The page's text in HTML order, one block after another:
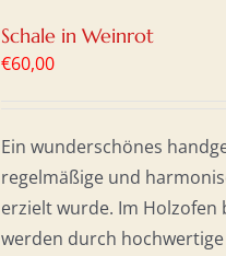
Schale in Weinrot
€60,00
Ein wunderschönes
regelmäßige und
erzielt wurde. Im
werden durch